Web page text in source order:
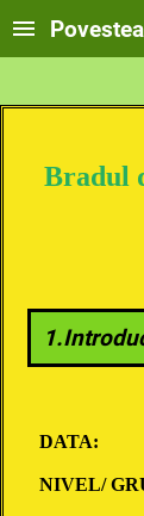
Bradul
DATA:
NIVEL/